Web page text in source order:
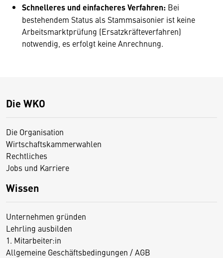
Schnelleres und einfacheres Verfahren: Bei
bestehendem Status als Stammsaisonier ist keine
Arbeitsmarktprüfung (Ersatzkräfteverfahren)
notwendig, es erfolgt keine Anrechnung.
Die WKO
Die Organisation
Wirtschaftskammerwahlen
Rechtliches
Jobs und Karriere
Wissen
Unternehmen gründen
Lehrling ausbilden
1. Mitarbeiter:in
Allgemeine Geschäftsbedingungen / AGB